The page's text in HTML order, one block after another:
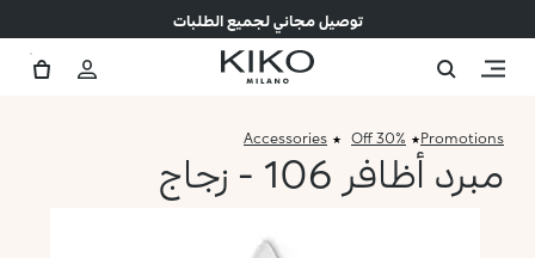
توصيل مجاني لجميع الطلبات
Promotions
30% Off
Accessories
مبرد أظافر 106 - زجاج